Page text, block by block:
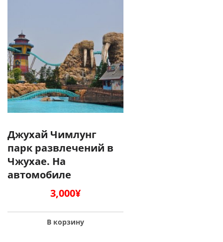
Джухай Чимлунг
парк развлечений в
Чжухае. На
автомобиле
3,000¥
В корзину